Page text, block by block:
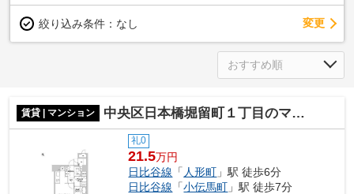
絞り込み条件： なし 変更
賃貸 | マンション 中央区日本橋堀留町１丁目のマンション
礼0
21.5万円
日比谷線 「 人形町 」駅 徒歩6分
日比谷線 「小伝馬町 」駅 徒歩7分